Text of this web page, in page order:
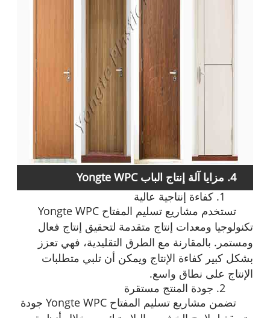
4. مزايا آلة إنتاج الباب Yongte WPC
1. كفاءة إنتاجية عالية
تستخدم مشاريع تسليم المفتاح Yongte WPC
تكنولوجيا ومعدات إنتاج متقدمة لتحقيق إنتاج فعال
ومستمر. بالمقارنة مع الطرق التقليدية، فهي تعزز
بشكل كبير كفاءة الإنتاج ويمكن أن تلبي متطلبات
الإنتاج على نطاق واسع.
2. جودة المنتج مستقرة
تضمن مشاريع تسليم المفتاح Yongte WPC جودة